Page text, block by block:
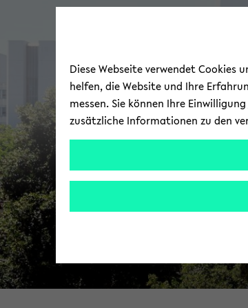
Diese Webseite verwendet Cookies
helfen, die Website und Ihre
messen. Sie können Ihre
zusätzliche Informationen zu den